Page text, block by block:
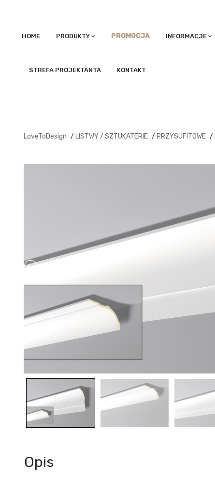
HOME PRODUKTY PROMOCJA INFORMACJE
STREFA PROJEKTANTA KONTAKT
LoveToDesign / LISTWY / SZTUKATERIE / PRZYSUFITOWE /
Opis